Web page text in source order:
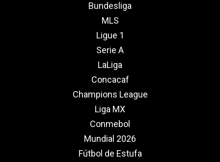
Bundesliga
MLS
Ligue 1
Serie A
LaLiga
Concacaf
Champions League
Liga MX
Conmebol
Mundial 2026
Fútbol de Estufa